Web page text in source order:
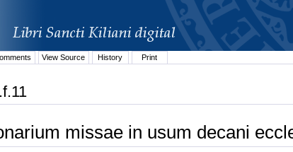
View Source History Print
missae in usum decani